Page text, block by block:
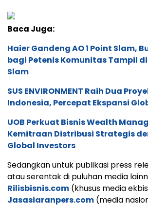
Baca Juga:
Haier Gandeng AO 1 Point Slam,
bagi Petenis Komunitas Tampil
Slam
SUS ENVIRONMENT Raih Dua
Indonesia, Percepat Ekspansi
UOB Perkuat Bisnis Wealth
Kemitraan Distribusi Strategis
Global Investors
Sedangkan untuk publikasi press
atau serentak di puluhan media
Rilisbisnis.com (khusus media
Jasasiaranpers.com (media